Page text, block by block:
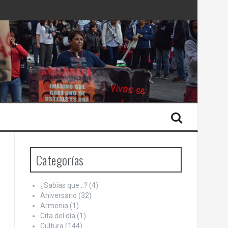
de Israel
Categorías
¿Sabías que…? (4)
Aniversario (32)
Armenia (1)
Cita del día (1)
Cultura (144)